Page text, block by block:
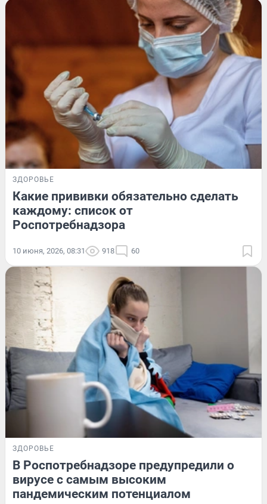
ЗДОРОВЬЕ
Какие прививки обязательно сделать
каждому: список от
Роспотребнадзора
10 июня, 2026, 08:31 918 60
ЗДОРОВЬЕ
В Роспотребнадзоре предупредили о
вирусе с самым высоким
пандемическим потенциалом